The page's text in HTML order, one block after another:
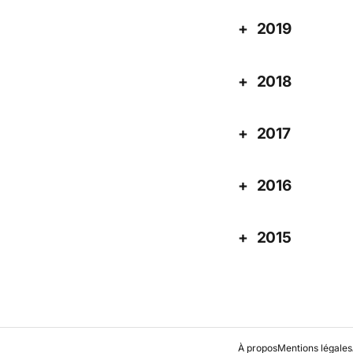
2019
2018
2017
2016
2015
À proposMentions légales